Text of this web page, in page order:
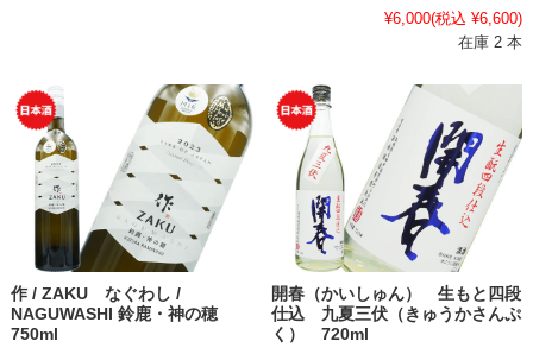
¥6,000(税込 ¥6,600)
在庫 2 本
作 / ZAKU なぐわし /
NAGUWASHI 鈴鹿・神の穂
750ml
開春（かいしゅん） 生もと四段
仕込 九夏三伏（きゅうかさんぷ
く） 720ml